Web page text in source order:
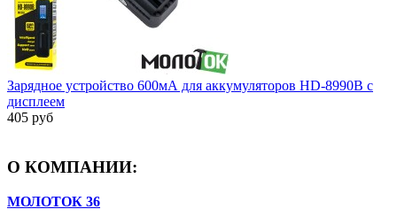
Зарядное устройство 600мА для аккумуляторов HD-8990B с
дисплеем
405 руб
О КОМПАНИИ:
МОЛОТОК 36